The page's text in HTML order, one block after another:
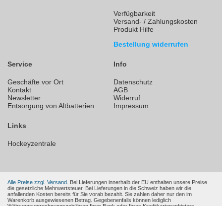
Verfügbarkeit
Versand- / Zahlungskosten
Produkt Hilfe
Bestellung widerrufen
Service
Geschäfte vor Ort
Kontakt
Newsletter
Entsorgung von Altbatterien
Info
Datenschutz
AGB
Widerruf
Impressum
Links
Hockeyzentrale
Alle Preise zzgl. Versand. Bei Lieferungen innerhalb der EU enthalten unsere Preise
die gesetzliche Mehrwertsteuer. Bei Lieferungen in die Schweiz haben wir die
anfallenden Kosten bereits für Sie vorab bezahlt. Sie zahlen daher nur den im
Warenkorb ausgewiesenen Betrag. Gegebenenfalls können lediglich